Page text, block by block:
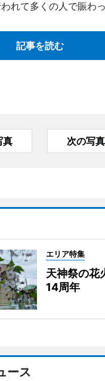
れて多くの人で賑わっ
記事を読む
真 次の写真
エリア特集
天神祭の花
14周年
ース